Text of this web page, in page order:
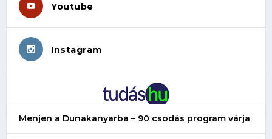
Youtube
Instagram
Menjen a Dunakanyarba – 90 csodás program várja